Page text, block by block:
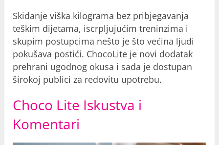
Skidanje viška kilograma bez pribjegavanja
teškim dijetama, iscrpljujućim treninzima i
skupim postupcima nešto je što većina ljudi
pokušava postići. ChocoLite je novi dodatak
prehrani ugodnog okusa i sada je dostupan
širokoj publici za redovitu upotrebu.
Choco Lite Iskustva i
Komentari